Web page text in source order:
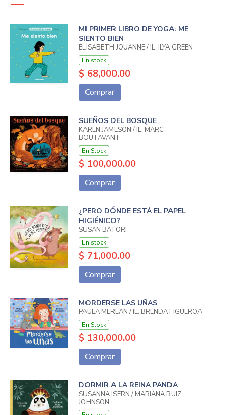
MI PRIMER LIBRO DE YOGA: ME
SIENTO BIEN
ÉLISABETH JOUANNE / IL. ILYA GREEN
En stock
$ 68,000.00
Comprar
SUEÑOS DEL BOSQUE
KAREN JAMESON / IL. MARC
BOUTAVANT
En Stock
$ 100,000.00
Comprar
¿PERO DÓNDE ESTÁ EL PAPEL
HIGIÉNICO?
SUSAN BATORI
En stock
$ 71,000.00
Comprar
MORDERSE LAS UÑAS
PAULA MERLAN / IL. BRENDA FIGUEROA
En Stock
$ 130,000.00
Comprar
DORMIR A LA REINA PANDA
SUSANNA ISERN / MARIANA RUÍZ
JOHNSON